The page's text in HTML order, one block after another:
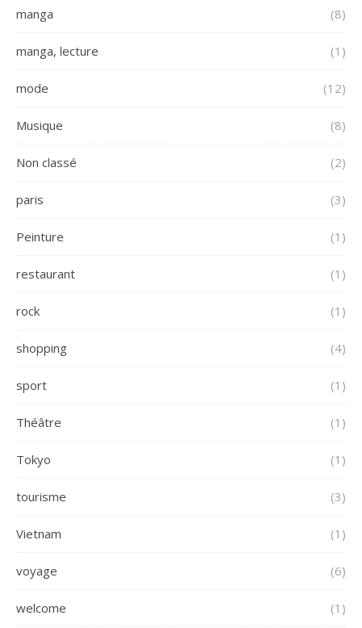
manga (8)
manga, lecture (1)
mode (12)
Musique (8)
Non classé (2)
paris (3)
Peinture (1)
restaurant (1)
rock (1)
shopping (4)
sport (1)
Théâtre (1)
Tokyo (1)
tourisme (3)
Vietnam (1)
voyage (6)
welcome (1)